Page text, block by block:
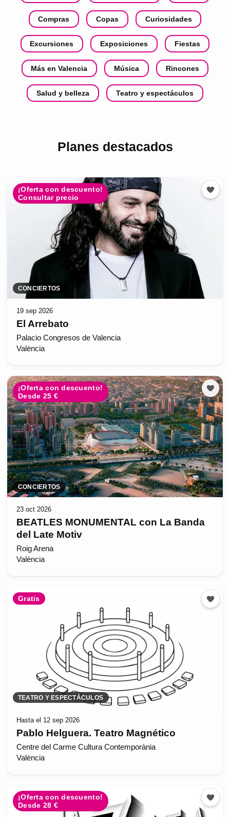
Compras Copas Curiosidades
Excursiones Exposiciones Fiestas
Más en Valencia Música Rincones
Salud y belleza Teatro y espectáculos
Planes destacados
¡Oferta con descuento!
Consultar precio
CONCIERTOS
19 sep 2026
El Arrebato
Palacio Congresos de Valencia
València
¡Oferta con descuento!
Desde 25 €
CONCIERTOS
23 oct 2026
BEATLES MONUMENTAL con La Banda
del Late Motiv
Roig Arena
València
Gratis
TEATRO Y ESPECTÁCULOS
Hasta el 12 sep 2026
Pablo Helguera. Teatro Magnético
Centre del Carme Cultura Contemporània
València
¡Oferta con descuento!
Desde 28 €